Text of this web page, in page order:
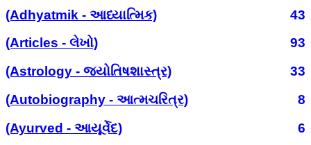
(Adhyatmik - આધ્યાત્મિક)
43
(Articles - લેખો)
93
(Astrology - જ્યોતિષશાસ્ત્ર)
33
(Autobiography - આત્મચરિત્ર)
8
(Ayurved - આયૂર્વેદ)
6